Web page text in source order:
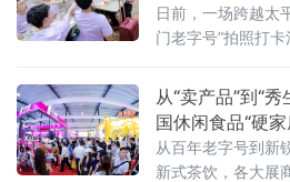
日前，一场跨越
门老字号”拍照打
国“青年大使”鹭岛
厦门市外办和厦门
（厦门）文化传播
共同承办。
从“卖产品”到“
国休闲食品“硬家
从百年老字号到新
新式茶饮，各大展